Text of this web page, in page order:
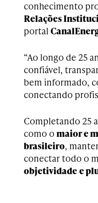
conhecimento
Relações
portal
“Ao longo de 25
confiável,
bem informado,
conectando
Completando 25
como o maior e
brasileiro,
conectar todo o
objetividadee